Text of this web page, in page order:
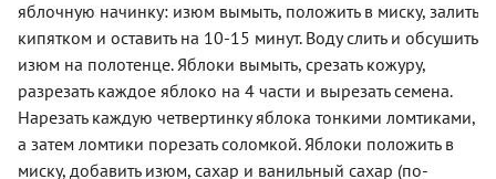
яблочную начинку: изюм вымыть, положить в миску, залить
кипятком и оставить на 10-15 минут. Воду слить и обсушить
изюм на полотенце. Яблоки вымыть, срезать кожуру,
разрезать каждое яблоко на 4 части и вырезать семена.
Нарезать каждую четвертинку яблока тонкими ломтиками,
а затем ломтики порезать соломкой. Яблоки положить в
миску, добавить изюм, сахар и ванильный сахар (по-